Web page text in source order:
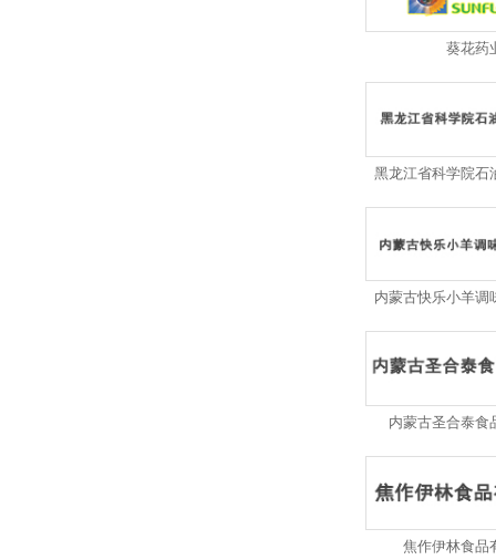
葵花药
黑龙江省科学院石
内蒙古快乐小羊调
内蒙古圣合泰食
焦作伊林食品